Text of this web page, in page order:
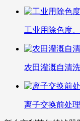
工业用除色度
农田灌溉自清
离子交换前处